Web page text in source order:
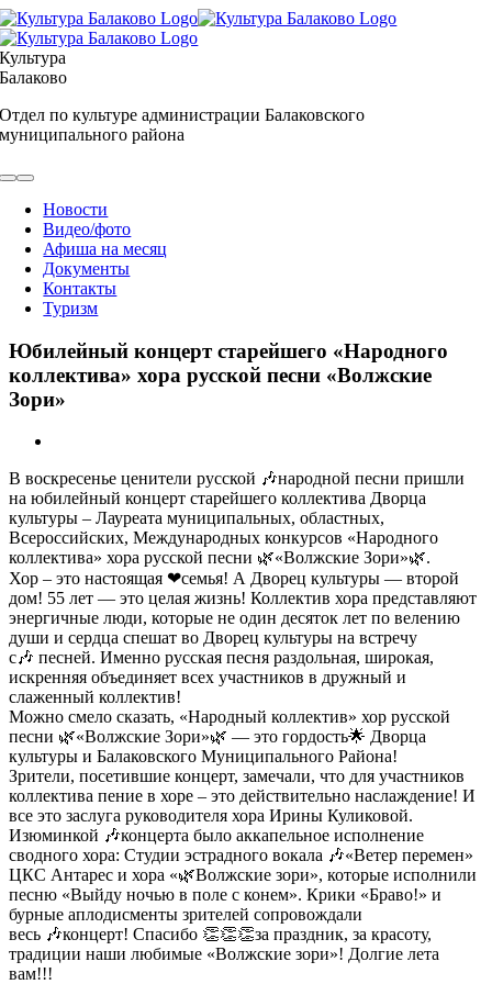
Skip
to
content
Культура
Балаково
Отдел по культуре администрации Балаковского
муниципального района
Toggle
NavigationНовости
Видео/фото
Афиша на месяц
Документы
Контакты
Туризм
Юбилейный концерт старейшего «Народного
коллектива» хора русской песни «Волжские
Зори»
Image
В воскресенье ценители русской 🎶народной песни пришли
на юбилейный концерт старейшего коллектива Дворца
культуры – Лауреата муниципальных, областных,
Всероссийских, Международных конкурсов «Народного
коллектива» хора русской песни 🌿«Волжские Зори»🌿.
Хор – это настоящая ❤семья! А Дворец культуры — второй
дом! 55 лет — это целая жизнь! Коллектив хора представляют
энергичные люди, которые не один десяток лет по велению
души и сердца спешат во Дворец культуры на встречу
с🎶 песней. Именно русская песня раздольная, широкая,
искренняя объединяет всех участников в дружный и
слаженный коллектив!
Можно смело сказать, «Народный коллектив» хор русской
песни 🌿«Волжские Зори»🌿 — это гордость🌟 Дворца
культуры и Балаковского Муниципального Района!
Зрители, посетившие концерт, замечали, что для участников
коллектива пение в хоре – это действительно наслаждение! И
все это заслуга руководителя хора Ирины Куликовой.
Изюминкой 🎶концерта было аккапельное исполнение
сводного хора: Студии эстрадного вокала 🎶«Ветер перемен»
ЦКС Антарес и хора «🌿Волжские зори», которые исполнили
песню «Выйду ночью в поле с конем». Крики «Браво!» и
бурные аплодисменты зрителей сопровождали
весь 🎶концерт! Спасибо 👏👏👏за праздник, за красоту,
традиции наши любимые «Волжские зори»! Долгие лета
вам!!!